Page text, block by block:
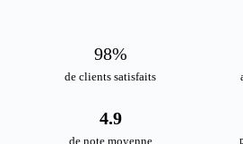
de clients satisfaits
98%
de note moyenne
4.9